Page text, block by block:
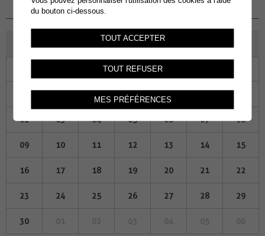
SEPTEMBRE 2024
Je
27 28 29 30 31
02 03 04 05 06 07 08
09 10 11 12 13 14 15
16 17 18 19 20 21 22
23 24 25 26 27 28 29
30
du bouton ci-dessous.
TOUT ACCEPTER
TOUT REFUSER
MES PRÉFÉRENCES